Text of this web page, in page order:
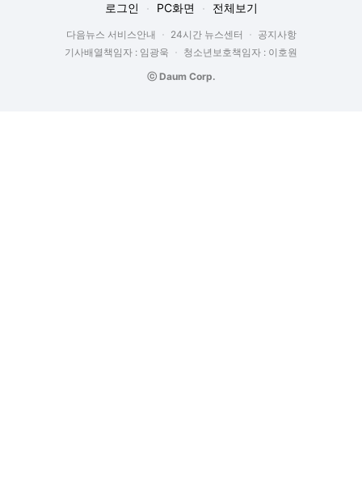
로그인 PC화면 전체보기
다음뉴스 서비스안내 24시간 뉴스센터
공지사항
기사배열책임자 : 임광욱
청소년보호책임자 : 이호원
ⓒ Daum Corp.